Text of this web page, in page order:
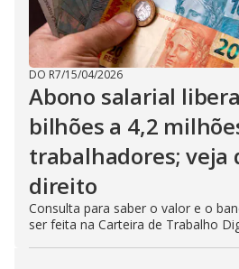
DO R7/15/04/2026
Abono salarial
bilhões a 4,2
trabalhadores; veja
direito
Consulta para saber o valor e o
ser feita na Carteira de Trabalho